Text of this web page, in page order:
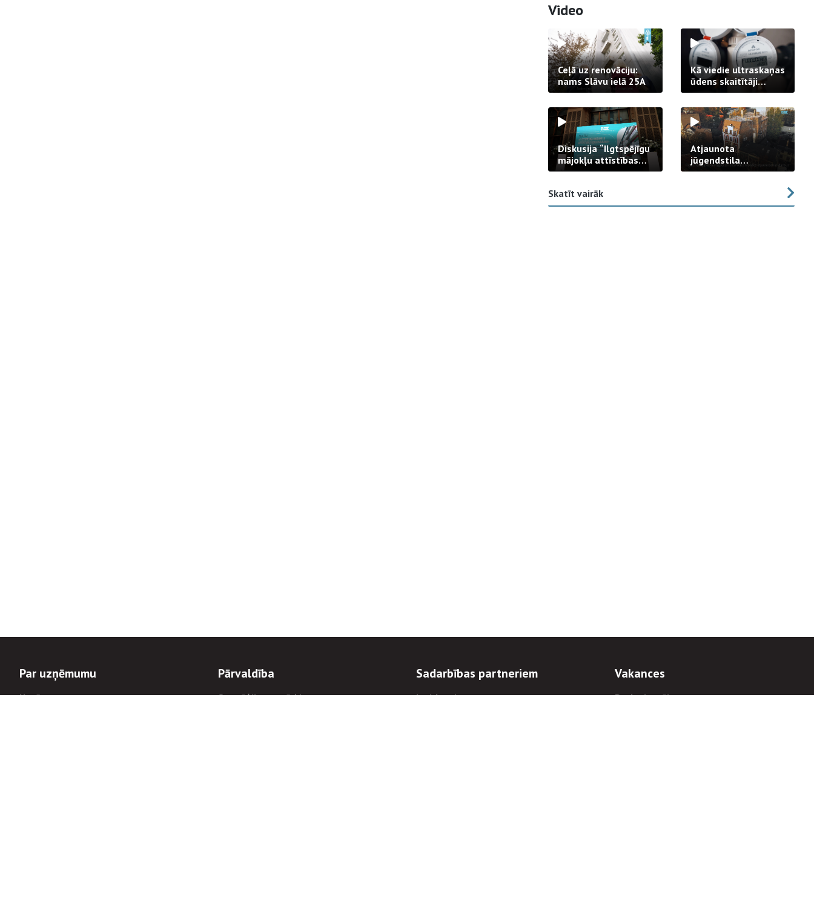
Video
Ceļā uz renovāciju:
nams Slāvu ielā 25A
Kā viedie ultraskaņas
ūdens skaitītāji
strādā praksē
Diskusija “Ilgtspējīgu
mājokļu attīstības
izaicinājums”
Atjaunota
jūgendstila
arhitektūras pērles
Skatīt vairāk
Par uzņēmumu
Uzņēmums
Pārvaldība
Stratēģija un mērķi
Sadarbības partneriem
Iepirkumi
Vakances
Darba iespējas